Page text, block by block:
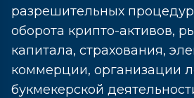
разрешительных
оборота крипто-активов,
капитала, страхования,
коммерции, организации
букмекерской